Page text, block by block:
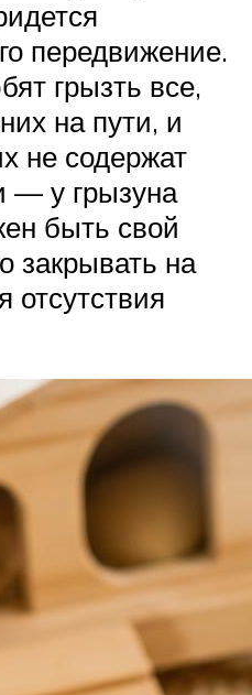
передвижение.
грызть все,
на пути, и
не содержат
— у грызуна
быть свой
закрывать на
отсутствия